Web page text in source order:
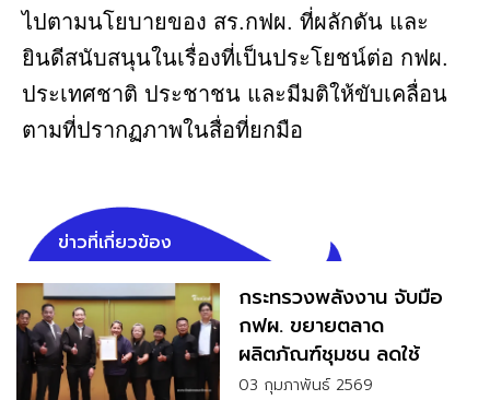
ไปตามนโยบายของ สร.กฟผ. ที่ผลักดัน และ
ยินดีสนับสนุนในเรื่องที่เป็นประโยชน์ต่อ กฟผ.
ประเทศชาติ ประชาชน และมีมติให้ขับเคลื่อน
ตามที่ปรากฏภาพในสื่อที่ยกมือ
ข่าวที่เกี่ยวข้อง
กระทรวงพลังงาน จับมือ
กฟผ. ขยายตลาด
ผลิตภัณฑ์ชุมชน ลดใช้
พลังงาน
03 กุมภาพันธ์ 2569